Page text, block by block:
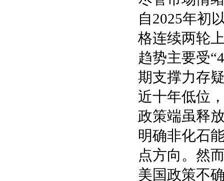
自2025年初
格连续两轮
趋势主要受
期支撑力存
近十年低位
政策端虽释
明确非化石
点方向。然
美国政策不